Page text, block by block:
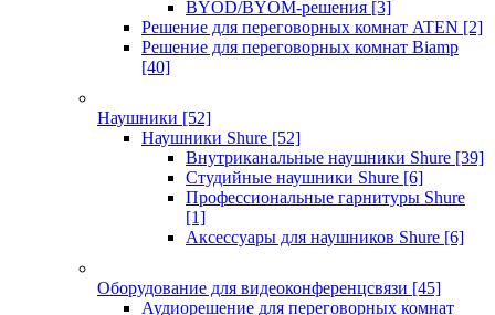
BYOD/BYOM-решения [3]
Решение для переговорных комнат ATEN [2]
Решение для переговорных комнат Biamp
[40]
Наушники [52]
Наушники Shure [52]
Внутриканальные наушники Shure [39]
Студийные наушники Shure [6]
Профессиональные гарнитуры Shure
[1]
Аксессуары для наушников Shure [6]
Оборудование для видеоконференцсвязи [45]
Аудиорешение для переговорных комнат